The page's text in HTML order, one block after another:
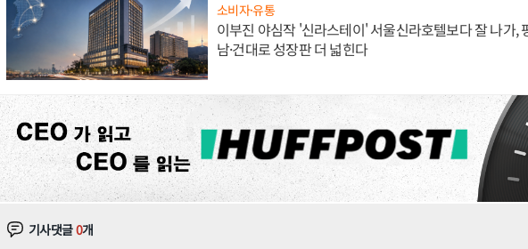
소비자·유통
이부진 야심작 '신라스테이' 서울신라호텔보다 잘 나가,
남·건대로 성장판 더 넓힌다
기사댓글0개